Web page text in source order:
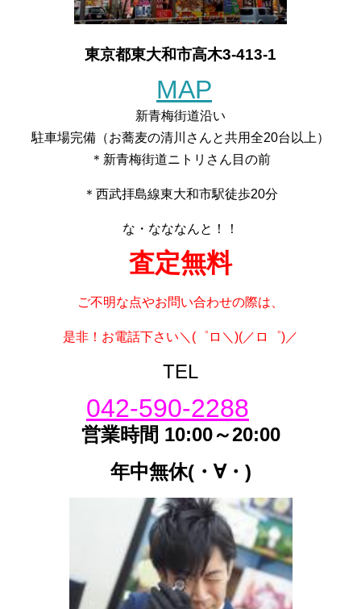
東京都東大和市高木3-413-1
MAP
新青梅街道沿い
駐車場完備（お蕎麦の清川さんと共用全20台以上）
＊新青梅街道ニトリさん目の前
＊西武拝島線東大和市駅徒歩20分
な・なななんと！！
査定無料
ご不明な点やお問い合わせの際は、
是非！お電話下さい＼(゜ロ＼)(／ロ゜)／
TEL
042-590-2288
営業時間 10:00～20:00
年中無休(・∀・)